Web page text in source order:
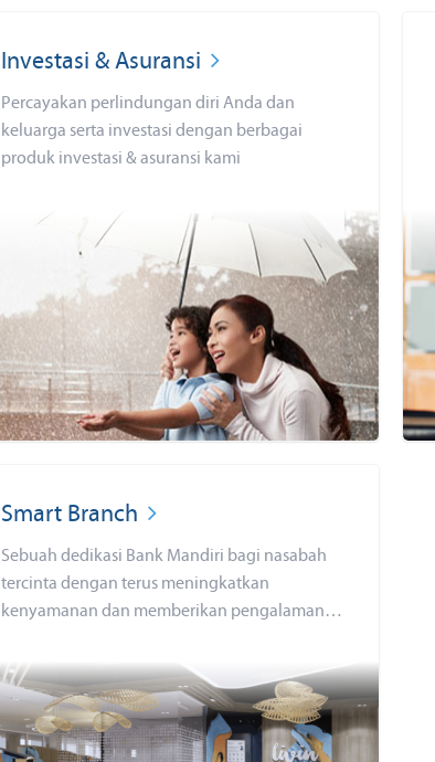
Investasi & Asuransi
Percayakan perlindungan diri Anda dan
keluarga serta investasi dengan berbagai
produk investasi & asuransi kami
Smart Branch
Sebuah dedikasi Bank Mandiri bagi nasabah
tercinta dengan terus meningkatkan
kenyamanan dan memberikan pengalaman
Branch.